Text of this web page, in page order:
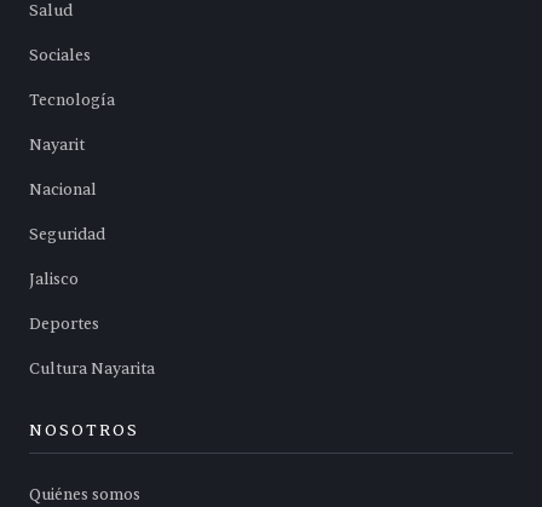
Salud
Sociales
Tecnología
Nayarit
Nacional
Seguridad
Jalisco
Deportes
Cultura Nayarita
NOSOTROS
Quiénes somos